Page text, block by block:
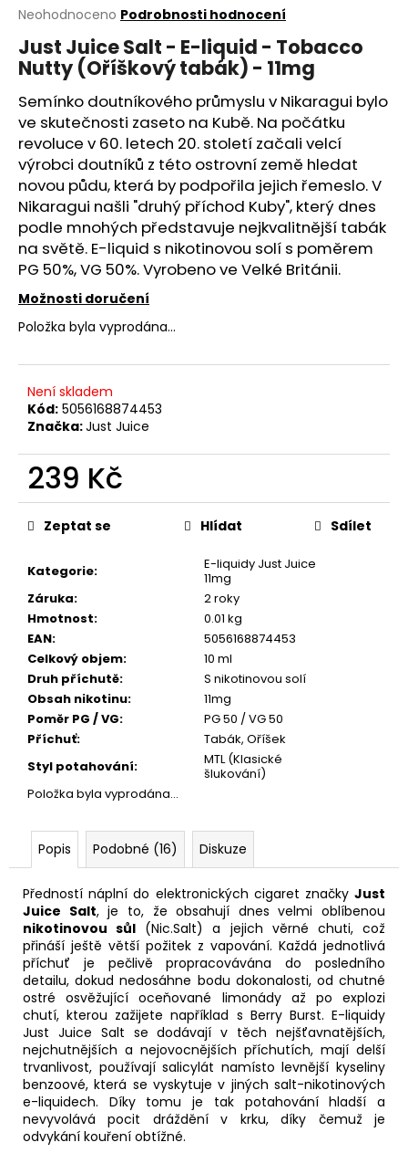
Průměrné
produktu
je
z
5
hvězdiček.
Neohodnoceno Podrobnosti hodnocení
Just Juice Salt - E-liquid - Tobacco
Nutty (Oříškový tabák) - 11mg
Semínko doutníkového průmyslu v Nikaragui bylo
ve skutečnosti zaseto na Kubě. Na počátku
revoluce v 60. letech 20. století začali velcí
výrobci doutníků z této ostrovní země hledat
novou půdu, která by podpořila jejich řemeslo. V
Nikaragui našli "druhý příchod Kuby", který dnes
podle mnohých představuje nejkvalitnější tabák
na světě. E-liquid s nikotinovou solí s poměrem
PG 50%,VG 50%. Vyrobeno ve Velké Británii.
Možnosti doručení
Položka byla vyprodána…
Není skladem
Kód: 5056168874453
Značka:Just Juice
239 Kč
Měrná
cena:
Kategorie:
E-liquidy Just Juice
11mg
Záruka:
2 roky
Hmotnost:
0.01 kg
EAN:
5056168874453
Celkový objem:
10 ml
Druh příchutě:
S nikotinovou solí
Obsah nikotinu:
11mg
Poměr PG / VG:
PG 50 / VG 50
Příchuť:
Tabák, Oříšek
Styl potahování:
MTL (Klasické
šlukování)
Položka byla vyprodána…
Zeptat se Hlídat Sdílet
Popis Podobné (16) Diskuze
Předností náplní do elektronických cigaret značky Just
Juice Salt, je to, že obsahují dnes velmi oblíbenou
nikotinovou sůl (Nic.Salt) a jejich věrné chuti, což
přináší ještě větší požitek z vapování. Každá jednotlivá
příchuť je pečlivě propracovávána do posledního
detailu, dokud nedosáhne bodu dokonalosti, od chutné
ostré osvěžující oceňované limonády až po explozi
chutí, kterou zažijete například s Berry Burst. E-liquidy
Just Juice Salt se dodávají v těch nejšťavnatějších,
nejchutnějších a nejovocnějších příchutích, mají delší
trvanlivost, používají salicylát namísto levnější kyseliny
benzoové, která se vyskytuje v jiných salt-nikotinových
e-liquidech. Díky tomu je tak potahování hladší a
nevyvolává pocit dráždění v krku, díky čemuž je
odvykání kouření obtížné.
a
j
í
t
?
HLEDAT
D
o
p
r
u
č
u
j
m
JOYETECH
BF
SS316
ATOMIZER
0,6OHM
48
Kč